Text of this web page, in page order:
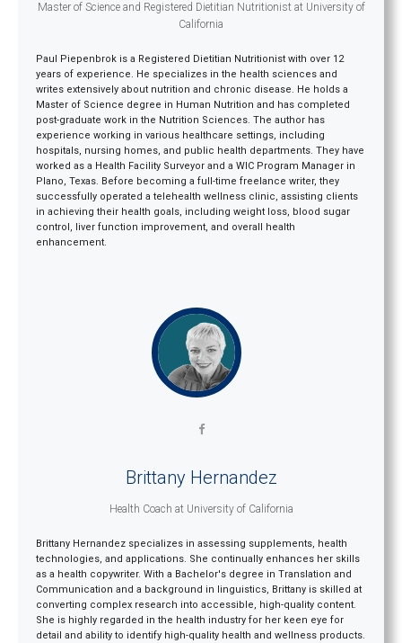
Master of Science and Registered Dietitian Nutritionist at University of
California
Paul Piepenbrok is a Registered Dietitian Nutritionist with over 12
years of experience. He specializes in the health sciences and
writes extensively about nutrition and chronic disease. He holds a
Master of Science degree in Human Nutrition and has completed
post-graduate work in the Nutrition Sciences. The author has
experience working in various healthcare settings, including
hospitals, nursing homes, and public health departments. They have
worked as a Health Facility Surveyor and a WIC Program Manager in
Plano, Texas. Before becoming a full-time freelance writer, they
successfully operated a telehealth wellness clinic, assisting clients
in achieving their health goals, including weight loss, blood sugar
control, liver function improvement, and overall health
enhancement.
Brittany Hernandez
Health Coach at University of California
Brittany Hernandez specializes in assessing supplements, health
technologies, and applications. She continually enhances her skills
as a health copywriter. With a Bachelor's degree in Translation and
Communication and a background in linguistics, Brittany is skilled at
converting complex research into accessible, high-quality content.
She is highly regarded in the health industry for her keen eye for
detail and ability to identify high-quality health and wellness products.